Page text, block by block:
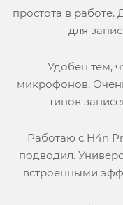
простота в
для
Удобен тем,
микрофонов.
типов
Работаю с H4n
подводил.
встроенными